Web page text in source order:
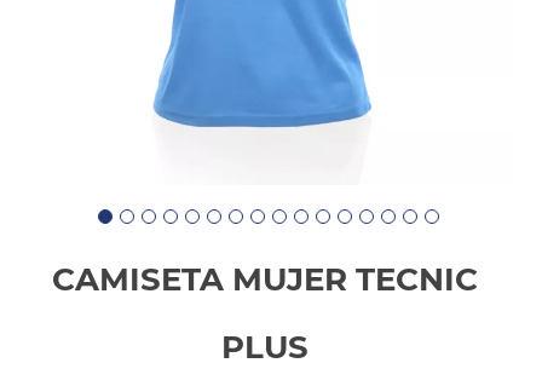
CAMISETA MUJER TECNIC
PLUS